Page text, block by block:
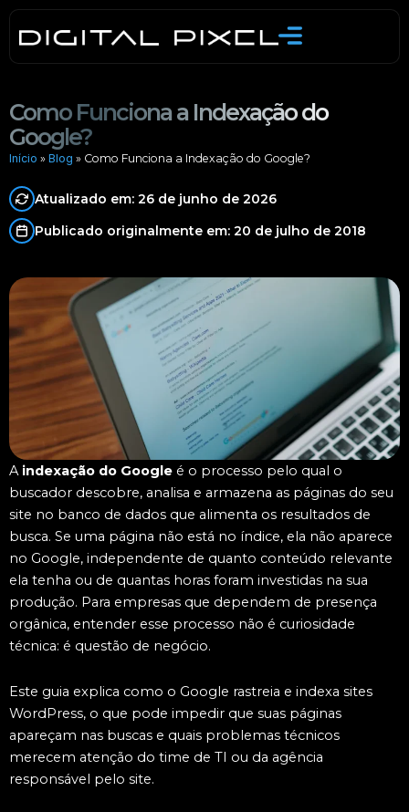
Skip
Como Funciona a Indexação do
Google?
Início » Blog » Como Funciona a Indexação do Google?
Atualizado em: 26 de junho de 2026
Publicado originalmente em: 20 de julho de 2018
A indexação do Google é o processo pelo qual o
buscador descobre, analisa e armazena as páginas do seu
site no banco de dados que alimenta os resultados de
busca. Se uma página não está no índice, ela não aparece
no Google, independente de quanto conteúdo relevante
ela tenha ou de quantas horas foram investidas na sua
produção. Para empresas que dependem de presença
orgânica, entender esse processo não é curiosidade
técnica: é questão de negócio.
Este guia explica como o Google rastreia e indexa sites
WordPress, o que pode impedir que suas páginas
apareçam nas buscas e quais problemas técnicos
merecem atenção do time de TI ou da agência
responsável pelo site.